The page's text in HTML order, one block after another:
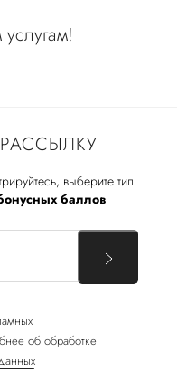
выберите тип
баллов
об обработке